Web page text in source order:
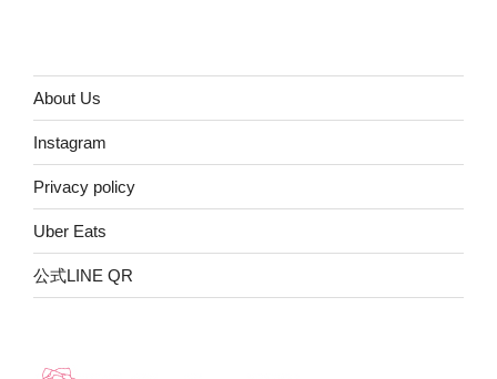
About Us
Instagram
Privacy policy
Uber Eats
公式LINE QR